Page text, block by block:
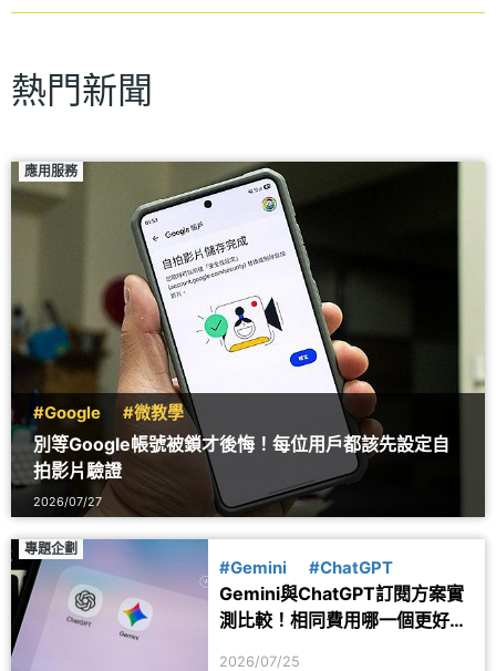
熱門新聞
應用服務
#Google #微教學
別等Google帳號被鎖才後悔！每位用戶都該先設定自
拍影片驗證
2026/07/27
專題企劃
#Gemini #ChatGPT
Gemini與ChatGPT訂閱方案實
測比較！相同費用哪一個更好
2026/07/25